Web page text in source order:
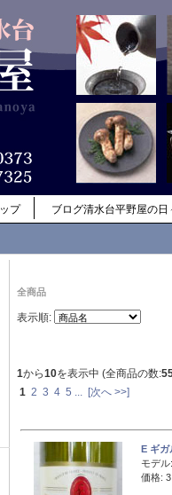
プ ブログ清水台平野屋の日
全商品
表示順:
1から10を表示中 (全商品の数:
1 2 3 4 5 [次へ >>]
E ギ
モデル:
価格: